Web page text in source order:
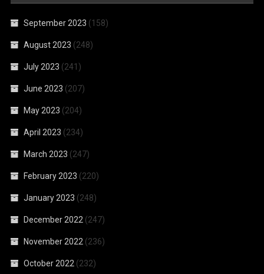
September 2023 (158)
August 2023 (248)
July 2023 (241)
June 2023 (207)
May 2023 (204)
April 2023 (234)
March 2023 (247)
February 2023 (220)
January 2023 (248)
December 2022 (247)
November 2022 (236)
October 2022 (232)